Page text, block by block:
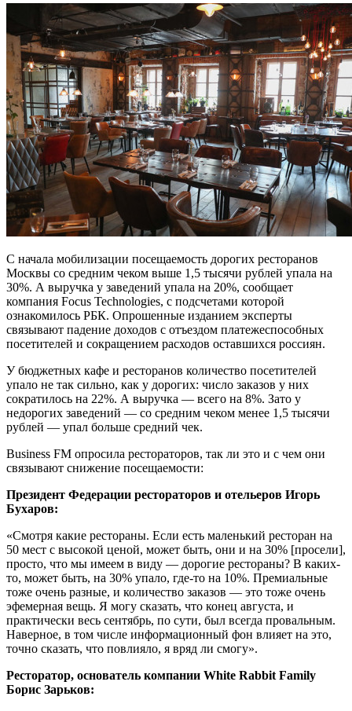
С начала мобилизации посещаемость дорогих ресторанов
Москвы со средним чеком выше 1,5 тысячи рублей упала на
30%. А выручка у заведений упала на 20%, сообщает
компания Focus Technologies, с подсчетами которой
ознакомилось РБК. Опрошенные изданием эксперты
связывают падение доходов с отъездом платежеспособных
посетителей и сокращением расходов оставшихся россиян.
У бюджетных кафе и ресторанов количество посетителей
упало не так сильно, как у дорогих: число заказов у них
сократилось на 22%. А выручка — всего на 8%. Зато у
недорогих заведений — со средним чеком менее 1,5 тысячи
рублей — упал больше средний чек.
Business FM опросила рестораторов, так ли это и с чем они
связывают снижение посещаемости:
Президент Федерации рестораторов и отельеров Игорь
Бухаров:
«Смотря какие рестораны. Если есть маленький ресторан на
50 мест с высокой ценой, может быть, они и на 30% [просели],
просто, что мы имеем в виду — дорогие рестораны? В каких-
то, может быть, на 30% упало, где-то на 10%. Премиальные
тоже очень разные, и количество заказов — это тоже очень
эфемерная вещь. Я могу сказать, что конец августа, и
практически весь сентябрь, по сути, был всегда провальным.
Наверное, в том числе информационный фон влияет на это,
точно сказать, что повлияло, я вряд ли смогу».
Ресторатор, основатель компании White Rabbit Family
Борис Зарьков: